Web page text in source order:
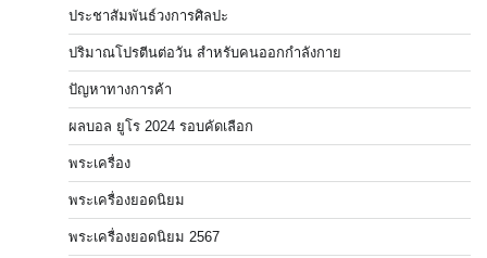
ประชาสัมพันธ์วงการศิลปะ
ปริมาณโปรตีนต่อวัน สำหรับคนออกกำลังกาย
ปัญหาทางการค้า
ผลบอล ยูโร 2024 รอบคัดเลือก
พระเครื่อง
พระเครื่องยอดนิยม
พระเครื่องยอดนิยม 2567